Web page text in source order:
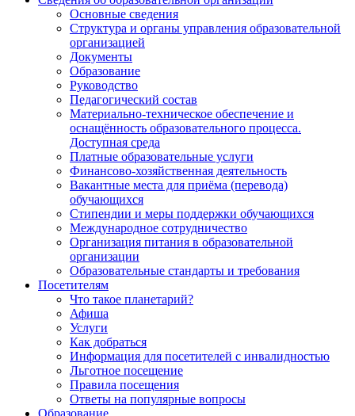
Основные сведения
Структура и органы управления образовательной
организацией
Документы
Образование
Руководство
Педагогический состав
Материально-техническое обеспечение и
оснащённость образовательного процесса.
Доступная среда
Платные образовательные услуги
Финансово-хозяйственная деятельность
Вакантные места для приёма (перевода)
обучающихся
Стипендии и меры поддержки обучающихся
Международное сотрудничество
Организация питания в образовательной
организации
Образовательные стандарты и требования
Посетителям
Что такое планетарий?
Афиша
Услуги
Как добраться
Информация для посетителей с инвалидностью
Льготное посещение
Правила посещения
Ответы на популярные вопросы
Образование